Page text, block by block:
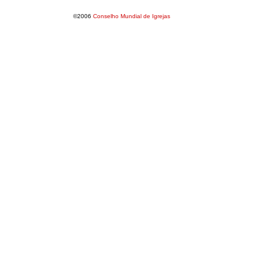
©2006 Conselho Mundial de Igrejas